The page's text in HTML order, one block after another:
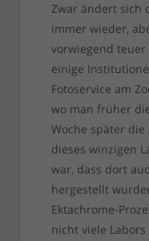
Zwar ändert sich
immer wieder,
vorwiegend
einige
Fotoservice am
wo man früher
Woche später
dieses winzigen
war, dass dort
hergestellt
Ektachrome-
nicht viele